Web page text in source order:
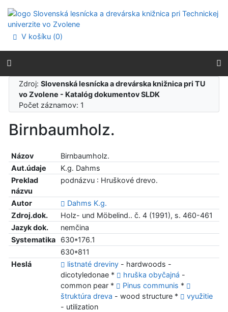
Prejsť na menu
Prehlásenie o webovej prístupnosti
V košíku (0)
Zdroj:Slovenská lesnícka a drevárska knižnica pri TU
vo Zvolene - Katalóg dokumentov SLDK
Počet záznamov: 1
Birnbaumholz.
Názov
Birnbaumholz.
Aut.údaje
K.g. Dahms
Preklad
názvu
podnázvu : Hruškové drevo.
Autor
Dahms K.g.
Zdroj.dok.
Holz- und Möbelind.. č. 4 (1991), s. 460-461
Jazyk dok.
nemčina
Systematika
630*176.1
630*811
Heslá
listnaté dreviny- hardwoods -
dicotyledonae *
hruška obyčajná -
common pear *
Pinus communis *
štruktúra dreva - wood structure *
využitie
- utilization